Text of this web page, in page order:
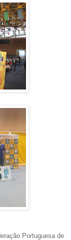
Portuguesa de